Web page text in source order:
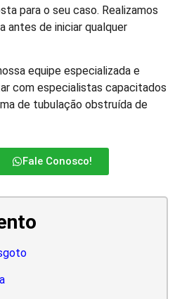
para o seu caso. Realizamos
antes de iniciar qualquer
equipe especializada e
com especialistas capacitados
de tubulação obstruída de
Fale Conosco!